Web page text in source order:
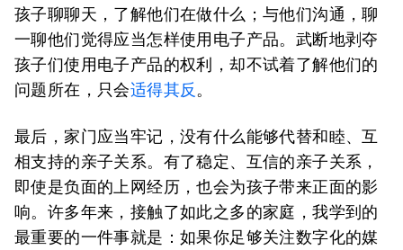
孩子聊聊天，了解他们在做什么；与他们沟通，聊
一聊他们觉得应当怎样使用电子产品。武断地剥夺
孩子们使用电子产品的权利，却不试着了解他们的
问题所在，只会适得其反 。
最后，家门应当牢记，没有什么能够代替和睦、互
相支持的亲子关系。有了稳定、互信的亲子关系，
即使是负面的上网经历，也会为孩子带来正面的影
响。许多年来，接触了如此之多的家庭，我学到的
最重要的一件事就是：如果你足够关注数字化的媒